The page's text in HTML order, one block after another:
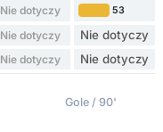
Nie dotyczy 53
Nie dotyczy Nie dotyczy
Nie dotyczy Nie dotyczy
Gole / 90'